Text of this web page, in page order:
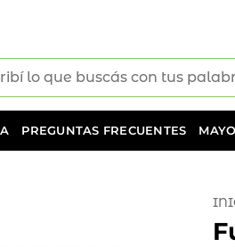
PREGUNTAS FRECUENTES